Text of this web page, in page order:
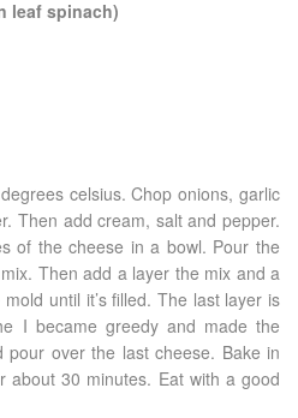
leaf spinach)
celsius. Chop onions, garlic
Then add cream, salt and pepper.
of the cheese in a bowl. Pour the
Then add a layer the mix and a
until it’s filled. The last layer is
I became greedy and made the
pour over the last cheese. Bake in
about 30 minutes. Eat with a good